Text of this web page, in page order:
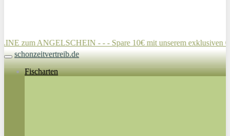
- - - Spare 10€ mit unserem exklusiven
Toggle navigation
schonzeitvertreib.de
Fischarten